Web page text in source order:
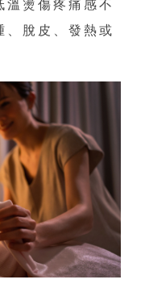
溫燙傷疼痛感不
、脫皮、發熱或